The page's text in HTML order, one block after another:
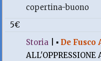
copertina-buono
5€
Storia |▪ De Fusco
ALL'OPPRESSIONE